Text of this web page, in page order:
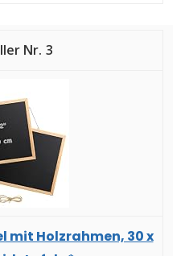
3
mit Holzrahmen, 30 x